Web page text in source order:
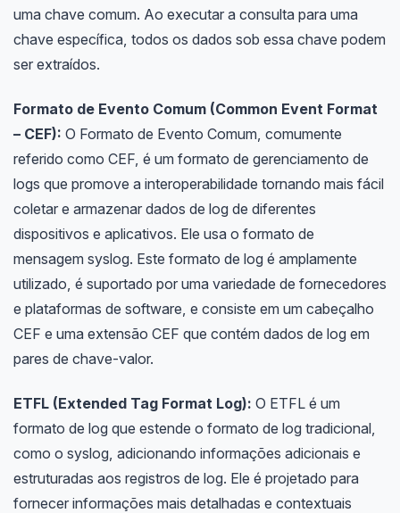
uma chave comum. Ao executar a consulta para uma
chave específica, todos os dados sob essa chave podem
ser extraídos.
Formato de Evento Comum (Common Event Format
– CEF): O Formato de Evento Comum, comumente
referido como CEF, é um formato de gerenciamento de
logs que promove a interoperabilidade tornando mais fácil
coletar e armazenar dados de log de diferentes
dispositivos e aplicativos. Ele usa o formato de
mensagem syslog. Este formato de log é amplamente
utilizado, é suportado por uma variedade de fornecedores
e plataformas de software, e consiste em um cabeçalho
CEF e uma extensão CEF que contém dados de log em
pares de chave-valor.
ETFL (Extended Tag Format Log): O ETFL é um
formato de log que estende o formato de log tradicional,
como o syslog, adicionando informações adicionais e
estruturadas aos registros de log. Ele é projetado para
fornecer informações mais detalhadas e contextuais